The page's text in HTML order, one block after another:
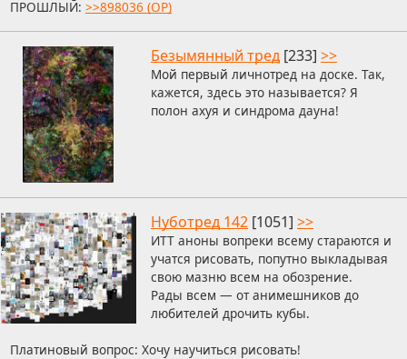
ПРОШЛЫЙ: >>898036 (OP)
Безымянный тред [233] >>
Мой первый личнотред на доске. Так,
кажется, здесь это называется? Я
полон ахуя и синдрома дауна!
Нуботред 142 [1051] >>
ИТТ аноны вопреки всему стараются и
учатся рисовать, попутно выкладывая
свою мазню всем на обозрение.
Рады всем — от анимешников до
любителей дрочить кубы.
Платиновый вопрос: Хочу научиться рисовать!